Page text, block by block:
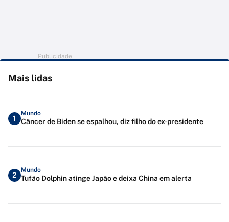
Publicidade
Mais lidas
1
Mundo
Câncer de Biden se espalhou, diz filho do ex-presidente
2
Mundo
Tufão Dolphin atinge Japão e deixa China em alerta